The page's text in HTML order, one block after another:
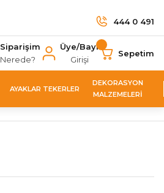
444 0 491
Siparişim
Nerede?
Üye/Bayi
Girişi
Sepetim
AYAKLAR TEKERLER
DEKORASYON
MALZEMELERİ